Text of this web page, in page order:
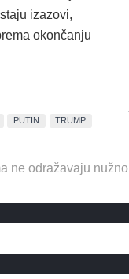
izazovi,
okončanju
PUTIN TRUMP
ne odražavaju nužno